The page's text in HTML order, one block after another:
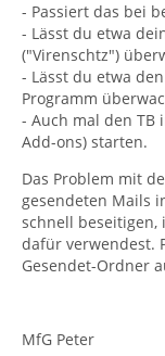
- Passiert das bei
- Lässt du etwa
("Virenschtz")
- Lässt du etwa
Programm
- Auch mal den TB
Add-ons) starten.
Das Problem mit
gesendeten Mails
schnell beseitigen,
dafür verwendest.
Gesendet-Ordner
MfG Peter